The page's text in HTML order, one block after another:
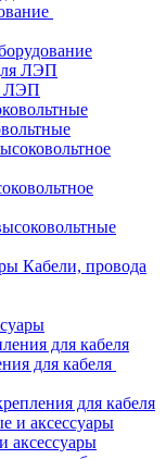
ЛЭП
Кабели, провода
для кабеля
для кабеля
аксессуары